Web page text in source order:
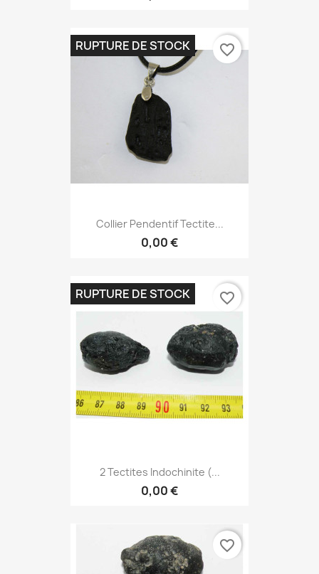
Collier Pendentif Tectite...
0,00 €
RUPTURE DE STOCK favorite_border
2 Tectites Indochinite (...
0,00 €
RUPTURE DE STOCK favorite_border
favorite_border